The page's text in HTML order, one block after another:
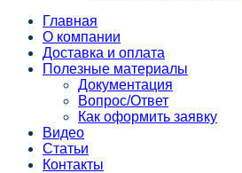
Главная
О компании
Доставка и оплата
Полезные материалы
Документация
Вопрос/Ответ
Как оформить заявку
Видео
Статьи
Контакты